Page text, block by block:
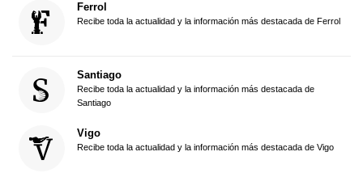
Ferrol
Recibe toda la actualidad y la información más destacada de Ferrol
Santiago
Recibe toda la actualidad y la información más destacada de
Santiago
Vigo
Recibe toda la actualidad y la información más destacada de Vigo